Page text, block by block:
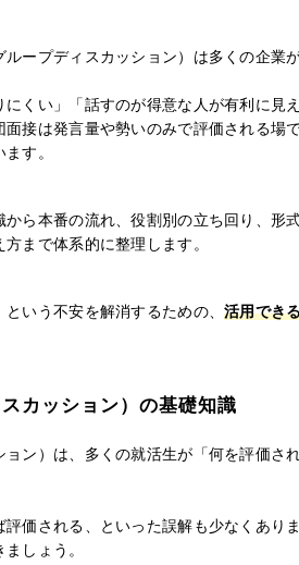
ープディスカッション）は多くの企業
くい」「話すのが得意な人が有利に見
接は発言量や勢いのみで評価される場で
す。
ら本番の流れ、役割別の立ち回り、形
まで体系的に整理します。
という不安を解消するための、活用でき
カッション）の基礎知識
ン）は、多くの就活生が「何を評価さ
価される、といった誤解も少なくあり
しょう。